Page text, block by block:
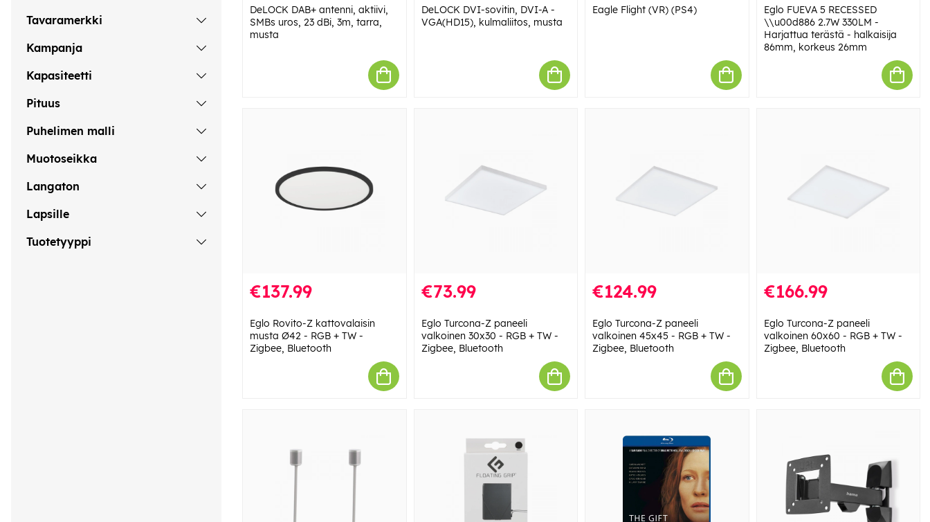
Tavaramerkki
Kampanja
Kapasiteetti
Pituus
Puhelimen malli
Muotoseikka
Langaton
Lapsille
Tuotetyyppi
DeLOCK DAB+ antenni, aktiivi,
SMBs uros, 23 dBi, 3m, tarra,
musta
DeLOCK DVI-sovitin, DVI-A -
VGA(HD15), kulmaliitos, musta
Eagle Flight (VR) (PS4)
Eglo FUEVA 5 RECESSED
\\u00d886 2.7W 330LM -
Harjattua terästä - halkaisija
86mm, korkeus 26mm
€137.99
Eglo Rovito-Z kattovalaisin
musta Ø42 - RGB + TW -
Zigbee, Bluetooth
€73.99
Eglo Turcona-Z paneeli
valkoinen 30x30 - RGB + TW -
Zigbee, Bluetooth
€124.99
Eglo Turcona-Z paneeli
valkoinen 45x45 - RGB + TW -
Zigbee, Bluetooth
€166.99
Eglo Turcona-Z paneeli
valkoinen 60x60 - RGB + TW -
Zigbee, Bluetooth